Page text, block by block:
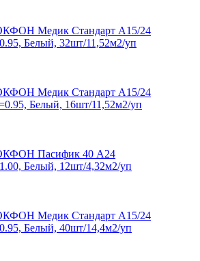
Медик Стандарт A15/24
Белый, 32шт/11,52м2/уп
Медик Стандарт A15/24
Белый, 16шт/11,52м2/уп
Пасифик 40 A24
Белый, 12шт/4,32м2/уп
Медик Стандарт A15/24
Белый, 40шт/14,4м2/уп